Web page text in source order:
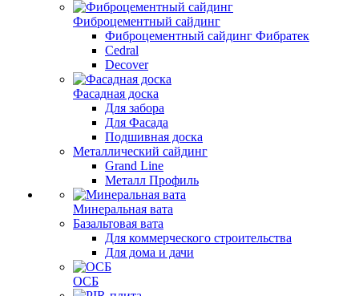
Фиброцементный сайдинг
Фиброцементный сайдинг Фибратек
Cedral
Decover
Фасадная доска
Для забора
Для Фасада
Подшивная доска
Металлический сайдинг
Grand Line
Металл Профиль
Минеральная вата
Базальтовая вата
Для коммерческого строительства
Для дома и дачи
ОСБ